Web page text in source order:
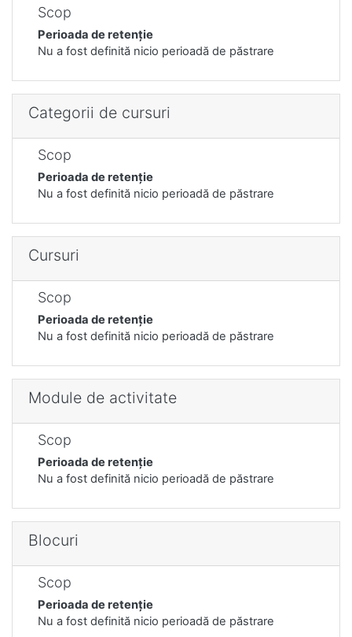
Scop
Perioada de retenție
Nu a fost definită nicio perioadă de păstrare
Categorii de cursuri
Scop
Perioada de retenție
Nu a fost definită nicio perioadă de păstrare
Cursuri
Scop
Perioada de retenție
Nu a fost definită nicio perioadă de păstrare
Module de activitate
Scop
Perioada de retenție
Nu a fost definită nicio perioadă de păstrare
Blocuri
Scop
Perioada de retenție
Nu a fost definită nicio perioadă de păstrare